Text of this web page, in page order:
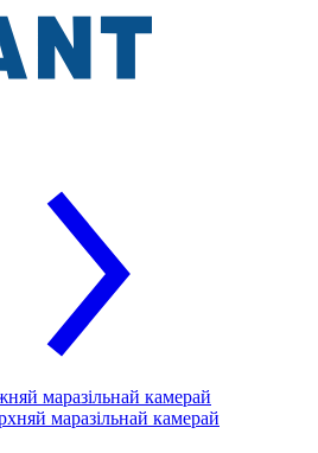
маразільнай камерай
маразільнай камерай